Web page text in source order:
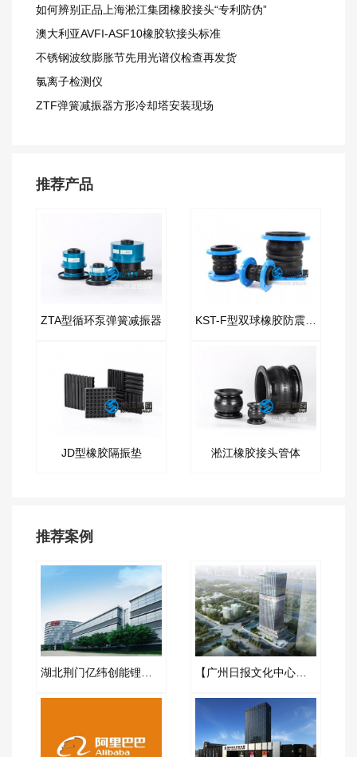
如何辨别正品上海淞江集团橡胶接头“专利防伪”
澳大利亚AVFI-ASF10橡胶软接头标准
不锈钢波纹膨胀节先用光谱仪检查再发货
氯离子检测仪
ZTF弹簧减振器方形冷却塔安装现场
推荐产品
ZTA型循环泵弹簧减振器
JD型橡胶隔振垫 淞江橡胶接头管体
推荐案例